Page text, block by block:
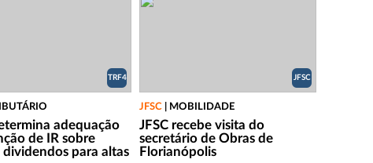
TRF4
adequação
de IR sobre
dividendos para altas
JFSC
JFSC MOBILIDADE
JFSC recebe visita do
secretário de Obras de
Florianópolis